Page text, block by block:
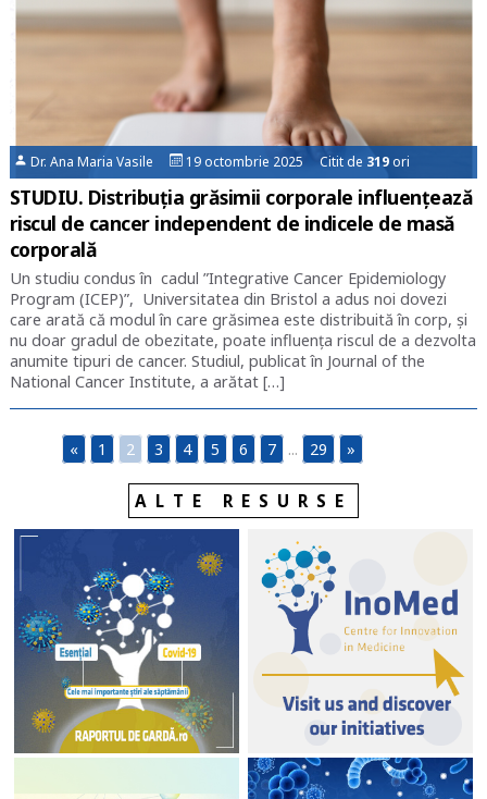
Dr. Ana Maria Vasile 19 octombrie 2025 Citit de 319ori
STUDIU. Distribuția grăsimii corporale influențează
riscul de cancer independent de indicele de masă
corporală
Un studiu condus în cadul ”Integrative Cancer Epidemiology
Program (ICEP)”, Universitatea din Bristol a adus noi dovezi
care arată că modul în care grăsimea este distribuită în corp, și
nu doar gradul de obezitate, poate influența riscul de a dezvolta
anumite tipuri de cancer. Studiul, publicat în Journal of the
National Cancer Institute, a arătat […]
« 1 2 3 4 5 6 7 ... 29 »
ALTE RESURSE